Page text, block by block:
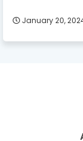
January 20,